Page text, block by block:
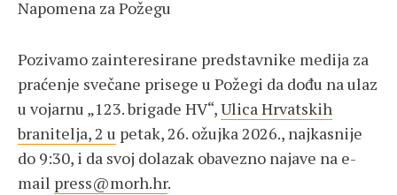
Napomena za Požegu
Pozivamo zainteresirane predstavnike medija za
praćenje svečane prisege u Požegi da dođu na ulaz
u vojarnu „123. brigade HV“,Ulica Hrvatskih
branitelja, 2 u petak, 26. ožujka 2026., najkasnije
do 9:30, i da svoj dolazak obavezno najave na e-
mail press@morh.hr.